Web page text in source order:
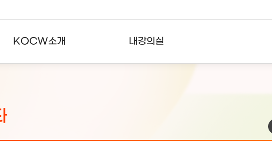
KOCW소개 내강의실